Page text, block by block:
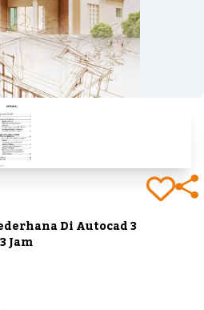
Di Autocad 3
Jam